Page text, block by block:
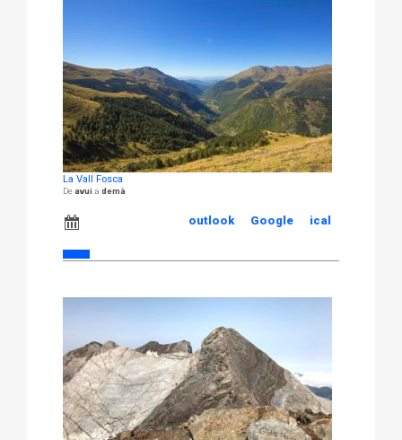
La Vall Fosca
avui demà
ical
Google
outlook